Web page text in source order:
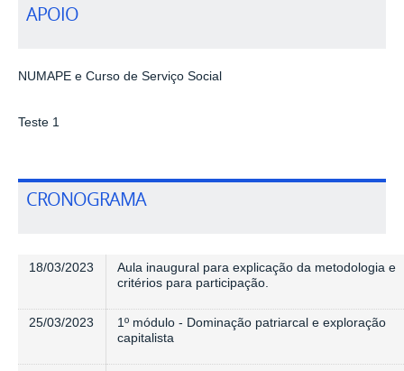
APOIO
NUMAPE e Curso de Serviço Social
Teste 1
CRONOGRAMA
18/03/2023
Aula inaugural para explicação da metodologia e
critérios para participação.
25/03/2023
1º módulo - Dominação patriarcal e exploração
capitalista